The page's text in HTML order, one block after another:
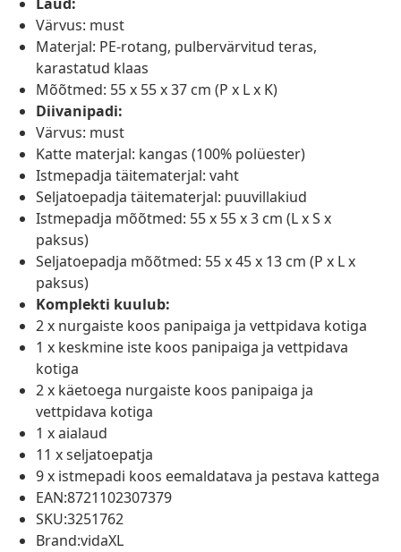
Värvus: must
Materjal: PE-rotang, pulbervärvitud teras,
karastatud klaas
Mõõtmed: 55 x 55 x 37 cm (P x L x K)
Diivanipadi:
Värvus: must
Katte materjal: kangas (100% polüester)
Istmepadja täitematerjal: vaht
Seljatoepadja täitematerjal: puuvillakiud
Istmepadja mõõtmed: 55 x 55 x 3 cm (L x S x
paksus)
Seljatoepadja mõõtmed: 55 x 45 x 13 cm (P x L x
paksus)
Komplekti kuulub:
2 x nurgaiste koos panipaiga ja vettpidava kotiga
1 x keskmine iste koos panipaiga ja vettpidava
kotiga
2 x käetoega nurgaiste koos panipaiga ja
vettpidava kotiga
1 x aialaud
11 x seljatoepatja
9 x istmepadi koos eemaldatava ja pestava kattega
EAN:8721102307379
SKU:3251762
Brand:vidaXL